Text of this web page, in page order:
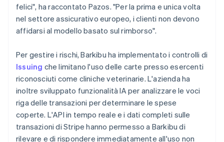
felici", ha raccontato Pazos. "Per la prima e unica volta
nel settore assicurativo europeo, i clienti non devono
affidarsi al modello basato sul rimborso".
Per gestire i rischi, Barkibu ha implementato i controlli di
Issuing che limitano l'uso delle carte presso esercenti
riconosciuti come cliniche veterinarie. L'azienda ha
inoltre sviluppato funzionalità IA per analizzare le voci
riga delle transazioni per determinare le spese
coperte. L'API in tempo reale e i dati completi sulle
transazioni di Stripe hanno permesso a Barkibu di
rilevare e di rispondere immediatamente all'uso non